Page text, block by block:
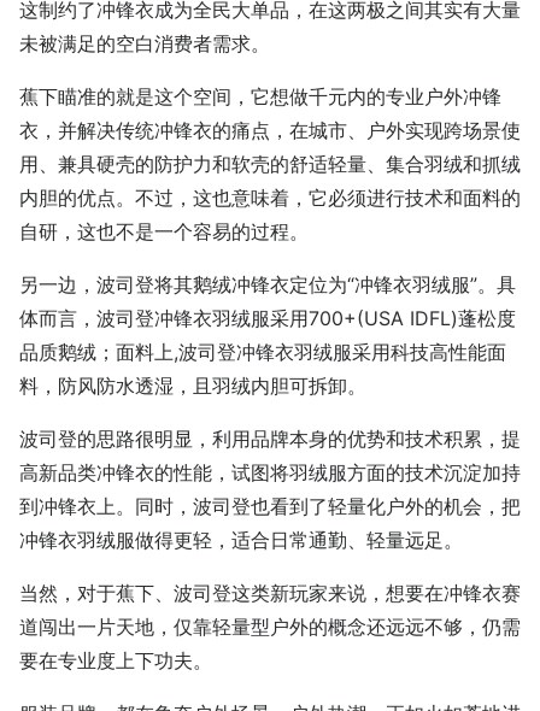
这制约了冲锋衣成为全民大单品，在这两极之间其实有大量
未被满足的空白消费者需求。
蕉下瞄准的就是这个空间，它想做千元内的专业户外冲锋
衣，并解决传统冲锋衣的痛点，在城市、户外实现跨场景使
用、兼具硬壳的防护力和软壳的舒适轻量、集合羽绒和抓绒
内胆的优点。不过，这也意味着，它必须进行技术和面料的
自研，这也不是一个容易的过程。
另一边，波司登将其鹅绒冲锋衣定位为“冲锋衣羽绒服”。具
体而言，波司登冲锋衣羽绒服采用700+(USA IDFL)蓬松度
品质鹅绒；面料上,波司登冲锋衣羽绒服采用科技高性能面
料，防风防水透湿，且羽绒内胆可拆卸。
波司登的思路很明显，利用品牌本身的优势和技术积累，提
高新品类冲锋衣的性能，试图将羽绒服方面的技术沉淀加持
到冲锋衣上。同时，波司登也看到了轻量化户外的机会，把
冲锋衣羽绒服做得更轻，适合日常通勤、轻量远足。
当然，对于蕉下、波司登这类新玩家来说，想要在冲锋衣赛
道闯出一片天地，仅靠轻量型户外的概念还远远不够，仍需
要在专业度上下功夫。